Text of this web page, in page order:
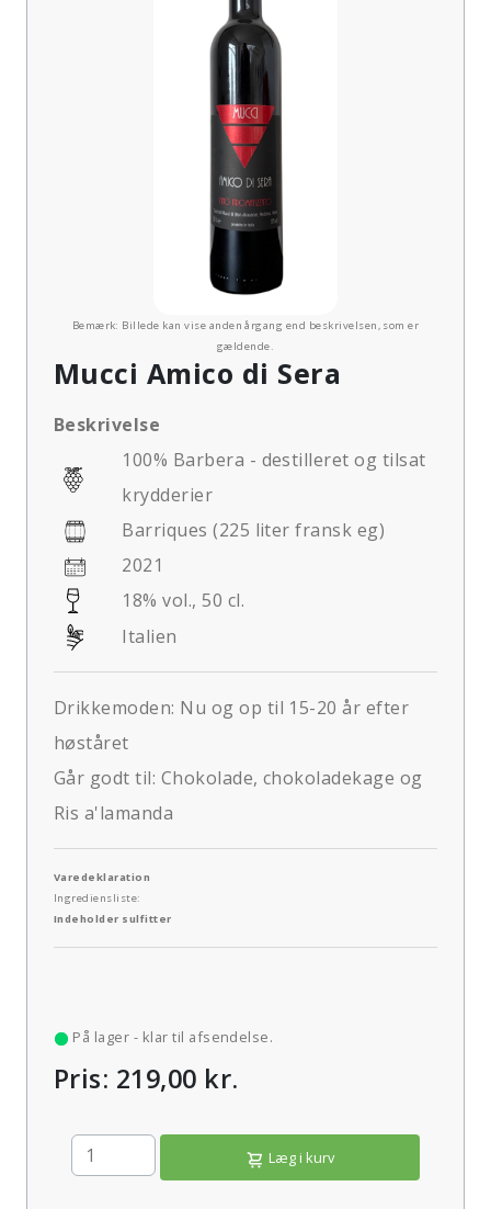
Bemærk: Billede kan vise anden årgang end beskrivelsen, som er
gældende.
Mucci Amico di Sera
Beskrivelse
100% Barbera - destilleret og tilsat
krydderier
Barriques (225 liter fransk eg)
2021
18% vol., 50 cl.
Italien
Drikkemoden: Nu og op til 15-20 år efter
høståret
Går godt til: Chokolade, chokoladekage og
Ris a'lamanda
Varedeklaration
Ingrediensliste:
Indeholder sulfitter
På lager - klar til afsendelse.
Pris: 219,00 kr.
Læg i kurv